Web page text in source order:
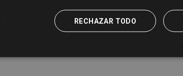
RECHAZAR TODO